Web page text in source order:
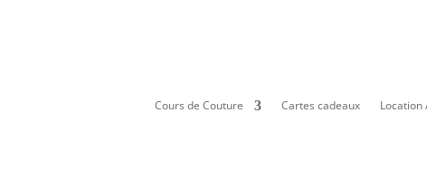
Cours de Couture Cartes cadeaux Location